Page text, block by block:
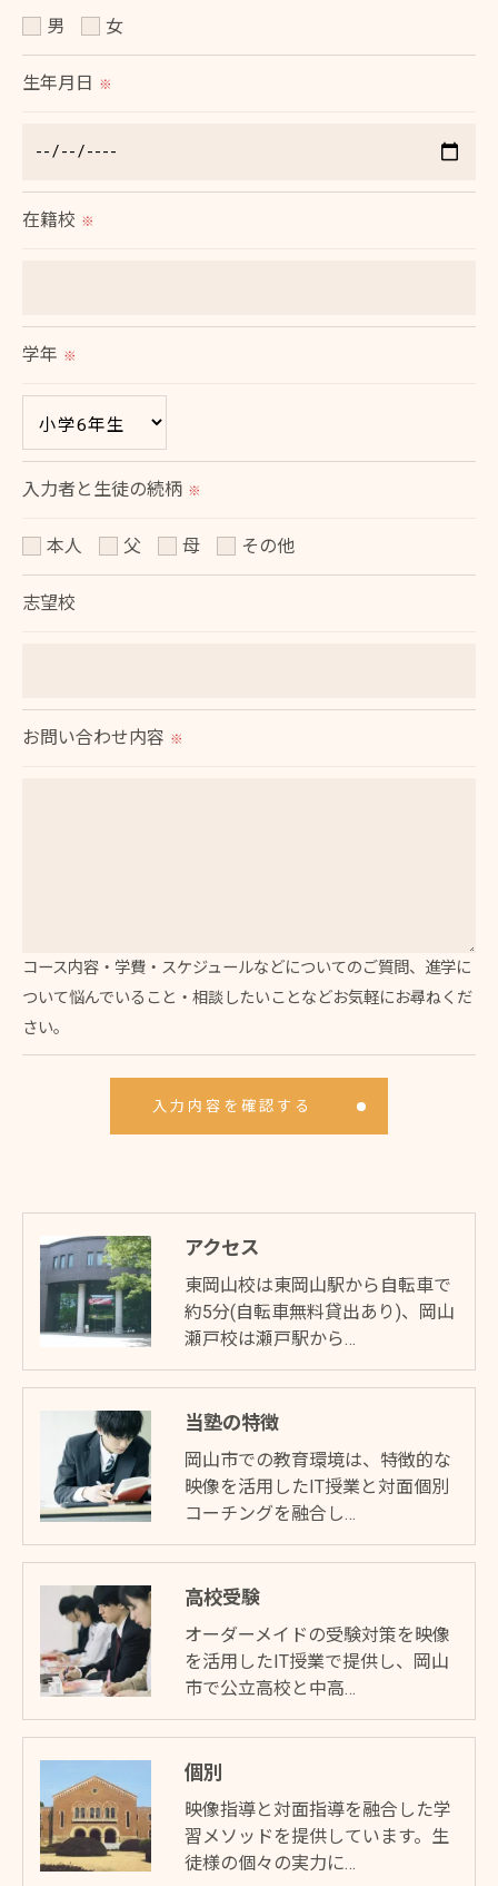
男 女
生年月日 ※
在籍校 ※
学年 ※
入力者と生徒の続柄 ※
本人 父 母 その他
志望校
お問い合わせ内容 ※
コース内容・学費・スケジュールなどについてのご質問、進学に
ついて悩んでいること・相談したいことなどお気軽にお尋ねくだ
さい。
アクセス
東岡山校は東岡山駅から自転車で
約5分(自転車無料貸出あり)、岡山
瀬戸校は瀬戸駅から…
当塾の特徴
岡山市での教育環境は、特徴的な
映像を活用したIT授業と対面個別
コーチングを融合し…
高校受験
オーダーメイドの受験対策を映像
を活用したIT授業で提供し、岡山
市で公立高校と中高…
個別
映像指導と対面指導を融合した学
習メソッドを提供しています。生
徒様の個々の実力に…